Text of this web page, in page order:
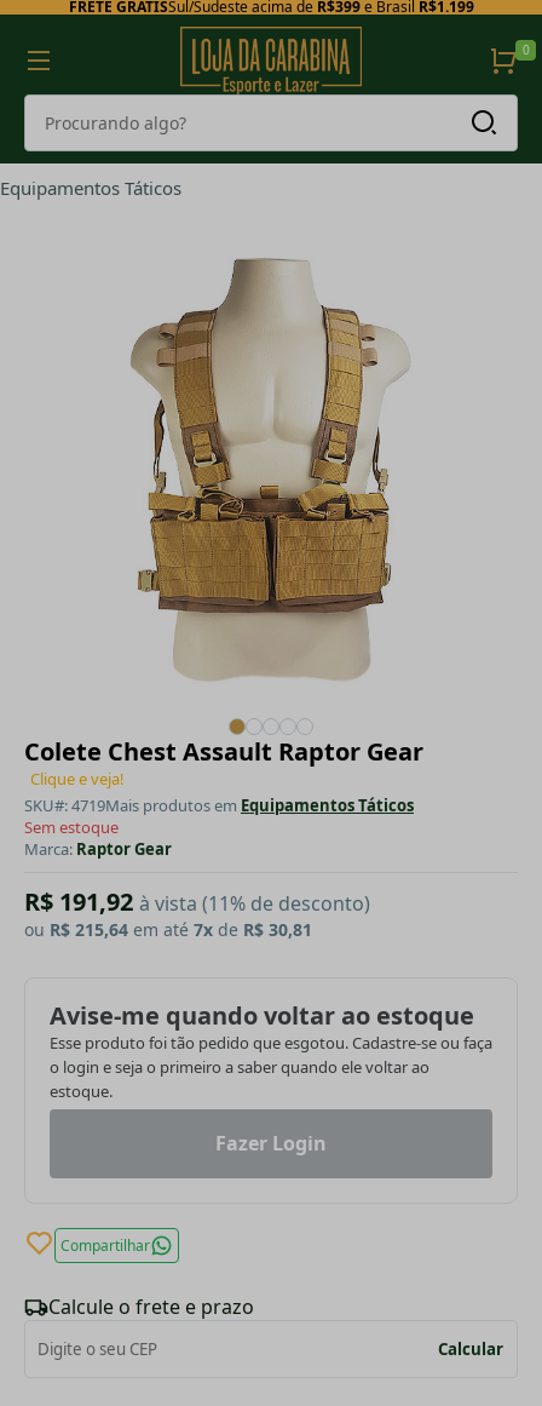
FRETE GRÁTISSul/Sudeste acima de R$399e Brasil R$1.199
0
Equipamentos Táticos
Colete Chest Assault Raptor Gear
Clique e veja!
SKU#: 4719Mais produtos em Equipamentos Táticos
Sem estoque
Marca: Raptor Gear
R$ 191,92 à vista (11% de desconto)
ou R$ 215,64 em até 7x de R$ 30,81
Avise-me quando voltar ao estoque
Esse produto foi tão pedido que esgotou. Cadastre-se ou faça
o login e seja o primeiro a saber quando ele voltar ao
estoque.
Fazer Login
Compartilhar
Calcule o frete e prazo
Calcular